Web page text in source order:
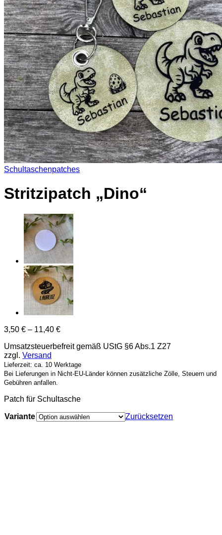
Es befinden sich keine Produkte im Warenkorb.
Zurück zum Shop
0
Warenkorb
Es befinden sich keine Produkte im Warenkorb.
Zurück zum Shop
Schultaschenpatches
Stritzipatch „Dino“
3,50 € – 11,40 €
Umsatzsteuerbefreit gemäß UStG §6 Abs.1 Z27
zzgl. Versand
Lieferzeit: ca. 10 Werktage
Bei Lieferungen in Nicht-EU-Länder können zusätzliche Zölle, Steuern und
Gebühren anfallen.
Patch für Schultasche
Variante Zurücksetzen